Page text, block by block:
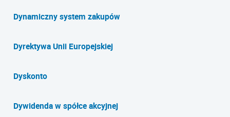
Dynamiczny system zakupów
Dyrektywa Unii Europejskiej
Dyskonto
Dywidenda w spółce akcyjnej